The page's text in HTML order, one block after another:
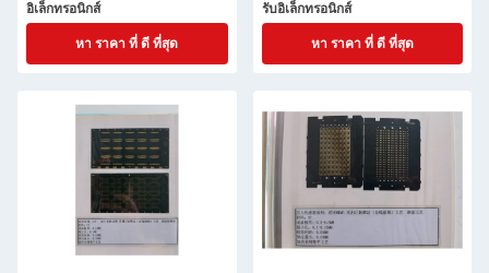
อิเล็กทรอนิกส์
หา ราคา ที่ ดี ที่สุด
รับอิเล็กทรอนิกส์
หา ราคา ที่ ดี ที่สุด